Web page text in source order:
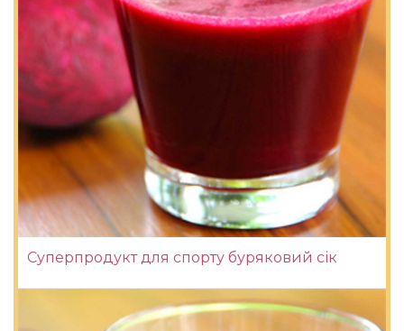
Суперпродукт для спорту буряковий сік